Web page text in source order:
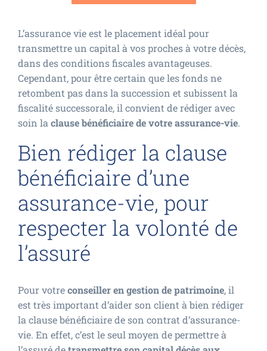
L’assurance vie est le placement idéal pour
transmettre un capital à vos proches à votre décès,
dans des conditions fiscales avantageuses.
Cependant, pour être certain que les fonds ne
retombent pas dans la succession et subissent la
fiscalité successorale, il convient de rédiger avec
soin la clause bénéficiaire de votre assurance-vie.
Bien rédiger la clause
bénéficiaire d’une
assurance-vie, pour
respecter la volonté de
l’assuré
Pour votreconseiller en gestion de patrimoine, il
est très important d’aider son client à bien rédiger
la clause bénéficiaire de son contrat d’assurance-
vie. En effet, c’est le seul moyen de permettre à